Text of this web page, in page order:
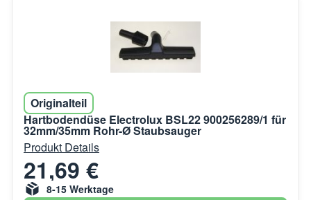
Originalteil
Hartbodendüse Electrolux BSL22 900256289/1 für
32mm/35mm Rohr-Ø Staubsauger
Produkt Details
21,69 €
8-15 Werktage